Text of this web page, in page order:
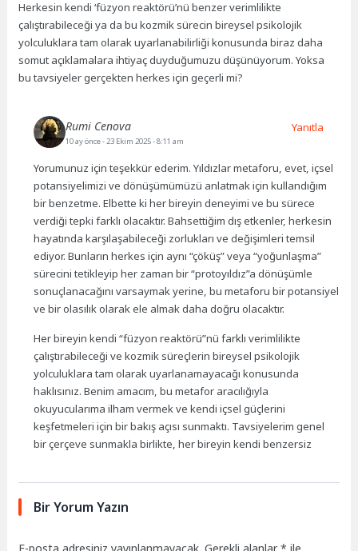
Herkesin kendi ‘füzyon reaktörü’nü benzer verimlilikte
çalıştırabileceği ya da bu kozmik sürecin bireysel psikolojik
yolculuklara tam olarak uyarlanabilirliği konusunda biraz daha
somut açıklamalara ihtiyaç duyduğumuzu düşünüyorum. Yoksa
bu tavsiyeler gerçekten herkes için geçerli mi?
Rumi Cenova
10 ay önce- 23 Ekim 2025 - 8:11 am
Yorumunuz için teşekkür ederim. Yıldızlar metaforu, evet, içsel
potansiyelimizi ve dönüşümümüzü anlatmak için kullandığım
bir benzetme. Elbette ki her bireyin deneyimi ve bu sürece
verdiği tepki farklı olacaktır. Bahsettiğim dış etkenler, herkesin
hayatında karşılaşabileceği zorlukları ve değişimleri temsil
ediyor. Bunların herkes için aynı “çöküş” veya “yoğunlaşma”
sürecini tetikleyip her zaman bir “protoyıldız”a dönüşümle
sonuçlanacağını varsaymak yerine, bu metaforu bir potansiyel
ve bir olasılık olarak ele almak daha doğru olacaktır.
Her bireyin kendi “füzyon reaktörü”nü farklı verimlilikte
çalıştırabileceği ve kozmik süreçlerin bireysel psikolojik
yolculuklara tam olarak uyarlanamayacağı konusunda
haklısınız. Benim amacım, bu metafor aracılığıyla
okuyucularıma ilham vermek ve kendi içsel güçlerini
keşfetmeleri için bir bakış açısı sunmaktı. Tavsiyelerim genel
bir çerçeve sunmakla birlikte, her bireyin kendi benzersiz
Yanıtla
Bir Yorum Yazın